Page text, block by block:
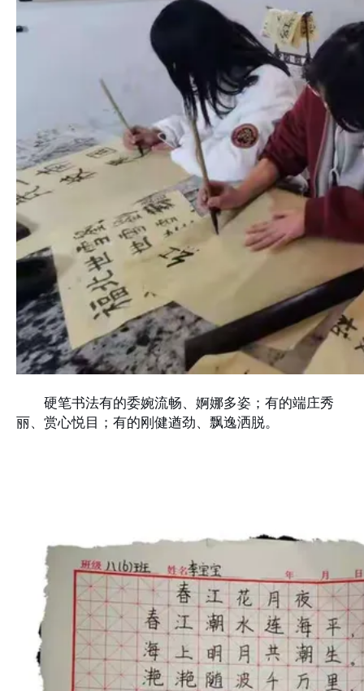
硬笔书法有的委婉流畅、婀娜多姿；有的端庄秀
丽、赏心悦目；有的刚健遒劲、飘逸洒脱。